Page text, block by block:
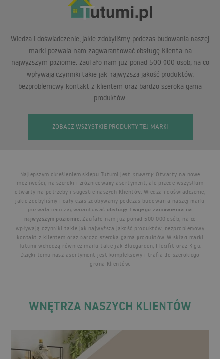
Wiedza i doświadczenie, jakie zdobyliśmy podczas budowania naszej
marki pozwala nam zagwarantować obsługę Klienta na
najwyższym poziomie. Zaufało nam już ponad 500 000 osób, na co
wpływają czynniki takie jak najwyższa jakość produktów,
bezproblemowy kontakt z klientem oraz bardzo szeroka gama
produktów.
ZOBACZ WSZYSTKIE PRODUKTY TEJ MARKI
Najlepszym określeniem sklepu Tutumi jest otwarty. Otwarty na nowe
możliwości, na szeroki i zróżnicowany asortyment, ale przede wszystkim
otwarty na potrzeby i sugestie naszych Klientów. Wiedza i doświadczenie,
jakie zdobyliśmy i cały czas zdobywamy podczas budowania naszej marki
pozwala nam zagwarantować obsługę Twojego zamówienia na
najwyższym poziomie . Zaufało nam już ponad 500 000 osób, na co
wpływają czynniki takie jak najwyższa jakość produktów, bezproblemowy
kontakt z klientem oraz bardzo szeroka gama produktów. W skład marki
Tutumi wchodzą również marki takie jak Bluegarden, Flexifit oraz Kigu.
Dzięki temu nasz asortyment jest kompleksowy i trafia do szerokiego
grona Klientów.
WNĘTRZA NASZYCH KLIENTÓW